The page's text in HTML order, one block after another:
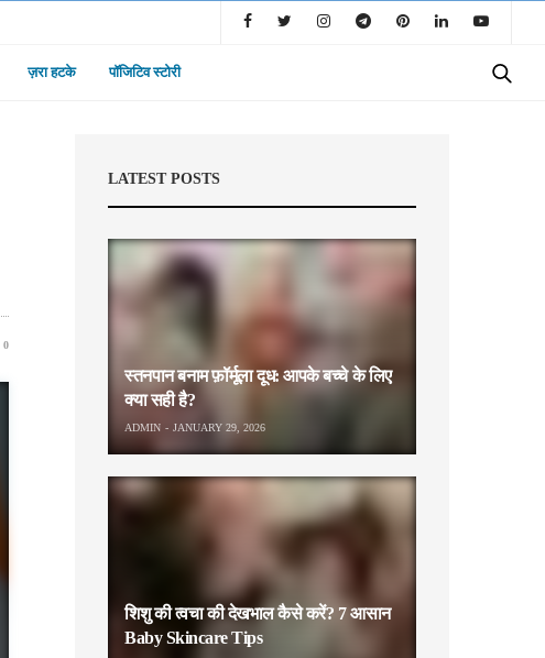
ज़रा हटके पॉजिटिव स्टोरी
0
LATEST POSTS
स्तनपान बनाम फ़ॉर्मूला दूध: आपके बच्चे के लिए
क्या सही है?
ADMIN JANUARY 29, 2026
शिशु की त्वचा की देखभाल कैसे करें? 7 आसान
Baby Skincare Tips